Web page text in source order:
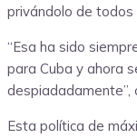
privándolo de todos
“Esa ha sido
para Cuba y ahora
despiadadamente”,
Esta política de